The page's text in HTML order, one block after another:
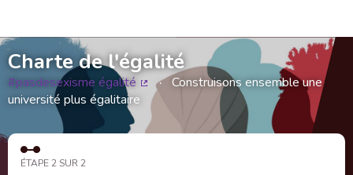
Charte de l'égalité
#pasdesexisme égalité
(Lien externe)
Construisons ensemble une
université plus égalitaire
ÉTAPE 2 SUR 2